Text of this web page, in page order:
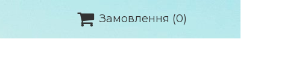
 Замовлення (0)